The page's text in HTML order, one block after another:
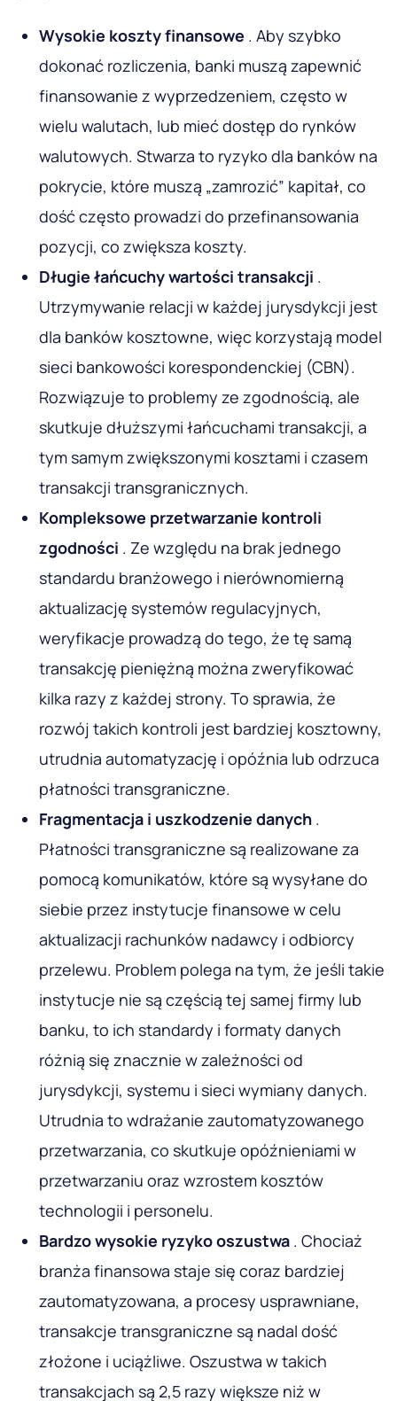
Wysokie koszty finansowe . Aby szybko
dokonać rozliczenia, banki muszą zapewnić
finansowanie z wyprzedzeniem, często w
wielu walutach, lub mieć dostęp do rynków
walutowych. Stwarza to ryzyko dla banków na
pokrycie, które muszą „zamrozić” kapitał, co
dość często prowadzi do przefinansowania
pozycji, co zwiększa koszty.
Długie łańcuchy wartości transakcji .
Utrzymywanie relacji w każdej jurysdykcji jest
dla banków kosztowne, więc korzystają model
sieci bankowości korespondenckiej (CBN).
Rozwiązuje to problemy ze zgodnością, ale
skutkuje dłuższymi łańcuchami transakcji, a
tym samym zwiększonymi kosztami i czasem
transakcji transgranicznych.
Kompleksowe przetwarzanie kontroli
zgodności . Ze względu na brak jednego
standardu branżowego i nierównomierną
aktualizację systemów regulacyjnych,
weryfikacje prowadzą do tego, że tę samą
transakcję pieniężną można zweryfikować
kilka razy z każdej strony. To sprawia, że
rozwój takich kontroli jest bardziej kosztowny,
utrudnia automatyzację i opóźnia lub odrzuca
płatności transgraniczne.
Fragmentacja i uszkodzenie danych .
Płatności transgraniczne są realizowane za
pomocą komunikatów, które są wysyłane do
siebie przez instytucje finansowe w celu
aktualizacji rachunków nadawcy i odbiorcy
przelewu. Problem polega na tym, że jeśli takie
instytucje nie są częścią tej samej firmy lub
banku, to ich standardy i formaty danych
różnią się znacznie w zależności od
jurysdykcji, systemu i sieci wymiany danych.
Utrudnia to wdrażanie zautomatyzowanego
przetwarzania, co skutkuje opóźnieniami w
przetwarzaniu oraz wzrostem kosztów
technologii i personelu.
Bardzo wysokie ryzyko oszustwa . Chociaż
branża finansowa staje się coraz bardziej
zautomatyzowana, a procesy usprawniane,
transakcje transgraniczne są nadal dość
złożone i uciążliwe. Oszustwa w takich
transakcjach są 2,5 razy większe niż w